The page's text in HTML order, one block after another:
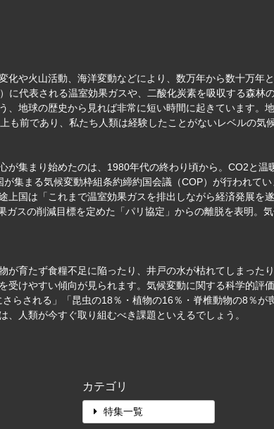
や火山活動、海洋変動などにより、数万年から数十万年
代表される温室効果ガスや、二酸化炭素を吸収する森林
地球の歴史から見れば非常に短い時間に起きています。
前であり、私たち人類は経験したことがないレベルの気
集まり始めたのは、1980年代の終わり頃から。CO2と
集まる気候変動枠組条約締約国会議（COP）が行われて
国は「これまで温室効果ガスを排出しながら経済発展を
スの削減目標を定めた「パリ協定」からの離脱を表明。
育たず食糧不足に陥ったり、井戸の水が枯れてしまった
けやすい傾向が見られます。気候変動に関する科学的評
らされる」「昆虫の18％・植物の16％・脊椎動物の8％が
人類が今すぐ取り組むべき課題といえるでしょう。
カテゴリ
特集一覧